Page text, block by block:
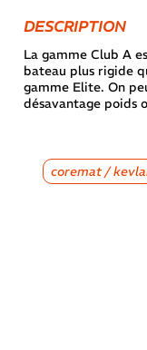
DESCRIPTION
La gamme Club A
bateau plus rigide
gamme Elite. On
désavantage poids
coremat /